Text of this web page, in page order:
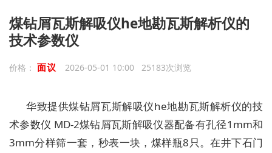
煤钻屑瓦斯解吸仪he地勘瓦斯解析仪的
技术参数仪
价格： 面议 2026-05-01 10:00 25183次浏览
华致提供煤钻屑瓦斯解吸仪he地勘瓦斯解析仪的技
术参数仪 MD-2煤钻屑瓦斯解吸仪器配备有孔径1mm和
3mm分样筛一套，秒表一块，煤样瓶8只。在井下石门